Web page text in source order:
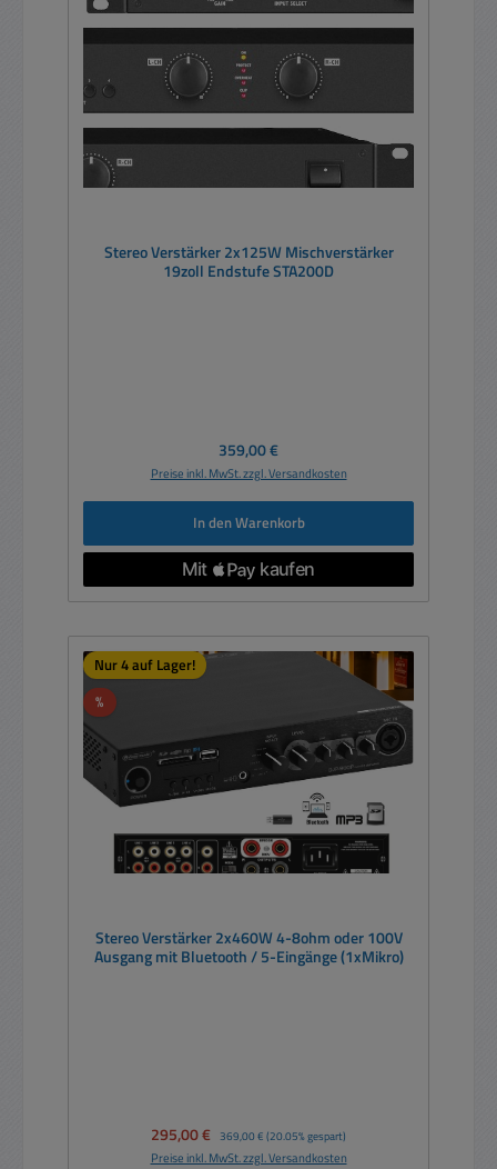
Stereo Verstärker 2x125W Mischverstärker
19zoll Endstufe STA200D
Regulärer Preis:
359,00 €
Preise inkl. MwSt. zzgl. Versandkosten
In den Warenkorb
Nur 4 auf Lager!
%Rabatt
Stereo Verstärker 2x460W 4-8ohm oder 100V
Ausgang mit Bluetooth / 5-Eingänge (1xMikro)
Verkaufspreis:
295,00 € Regulärer Preis:
369,00 € (20.05% gespart)
Preise inkl. MwSt. zzgl. Versandkosten